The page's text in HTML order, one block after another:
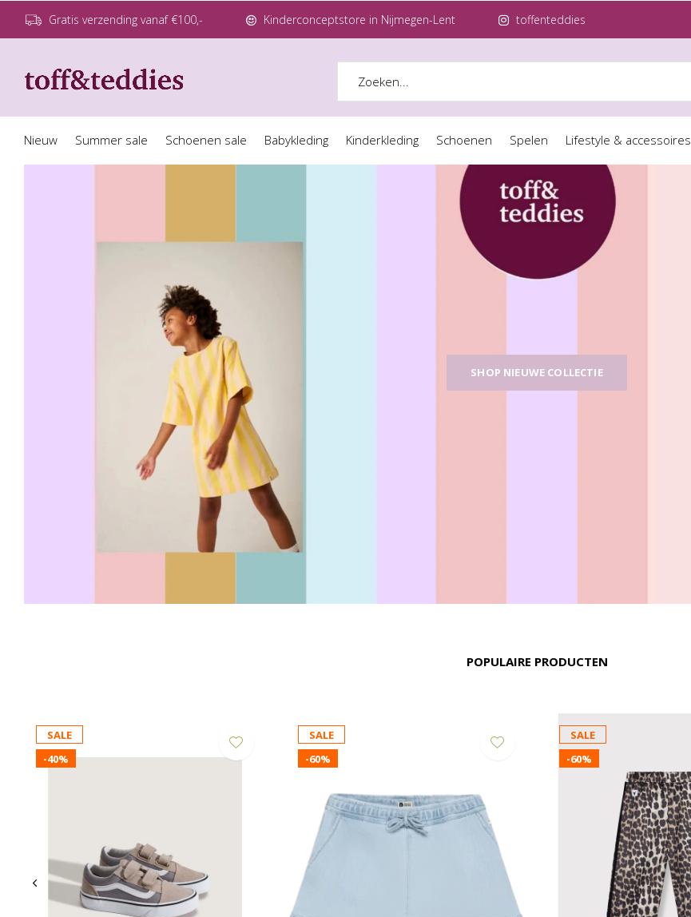
Nieuw Summer sale Schoenen sale Babykleding Kinderkleding Schoenen Spelen Lifestyle & accessoires
Gratis verzending vanaf €100,- Kinderconceptstore in Nijmegen-Lent toffenteddies
SHOP NIEUWE COLLECTIE
POPULAIRE PRODUCTEN
SALE
-40%
SALE
-60%
SALE
-60%